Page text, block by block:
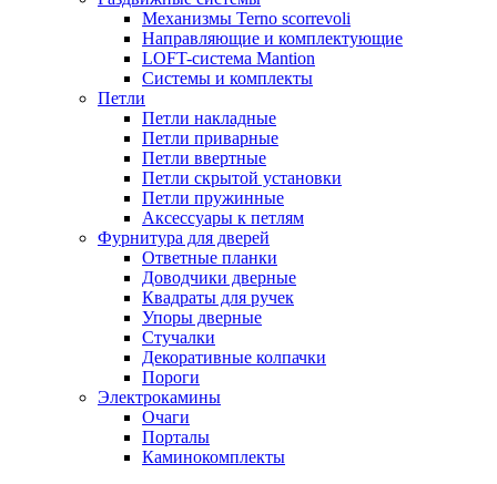
Механизмы Terno scorrevoli
Направляющие и комплектующие
LOFT-cистема Mantion
Системы и комплекты
Петли
Петли накладные
Петли приварные
Петли ввертные
Петли скрытой установки
Петли пружинные
Аксессуары к петлям
Фурнитура для дверей
Ответные планки
Доводчики дверные
Квадраты для ручек
Упоры дверные
Стучалки
Декоративные колпачки
Пороги
Электрокамины
Очаги
Порталы
Каминокомплекты